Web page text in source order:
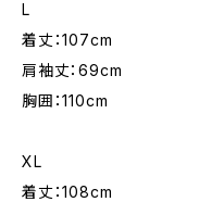
L
着丈：107cm
肩袖丈：69cm
胸囲：110cm
XL
着丈：108cm